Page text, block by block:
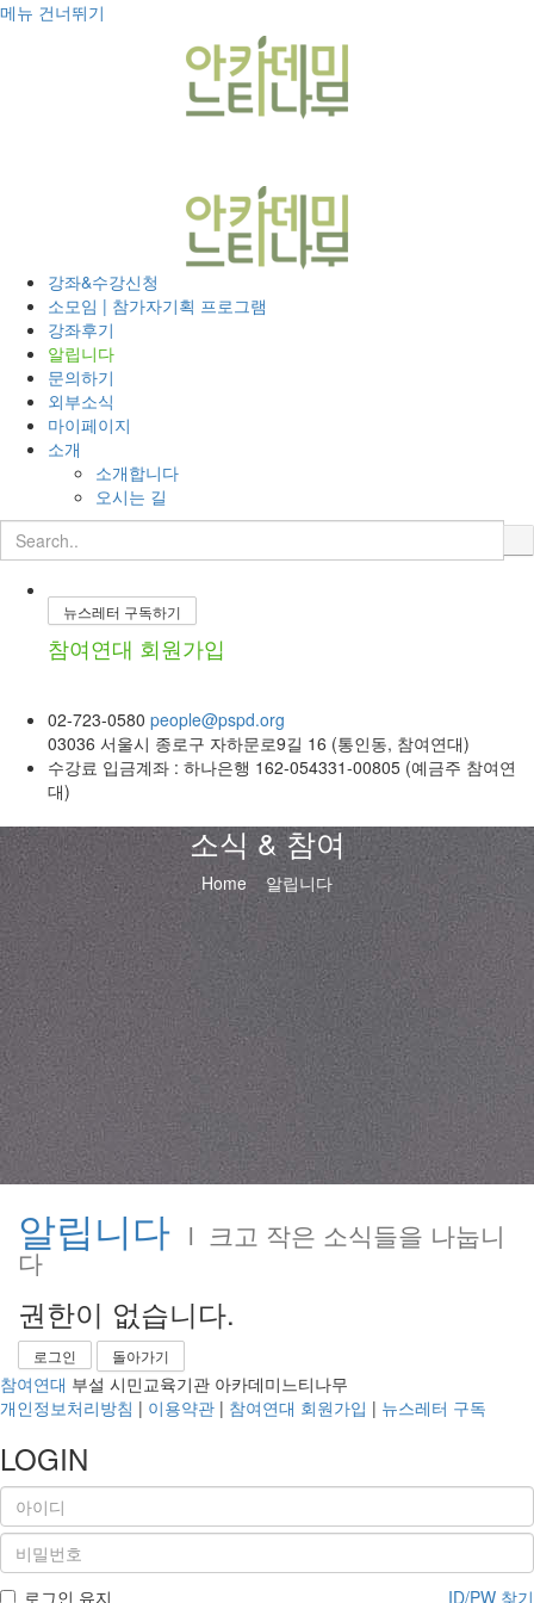
메뉴 건너뛰기
강좌&수강신청
소모임 | 참가자기획 프로그램
강좌후기
알립니다
문의하기
외부소식
마이페이지
소개
소개합니다
오시는 길
뉴스레터 구독하기
참여연대 회원가입
02-723-0580 people@pspd.org
03036 서울시 종로구 자하문로9길 16 (통인동, 참여연대)
수강료 입금계좌 : 하나은행 162-054331-00805 (예금주 참여연
대)
소식 & 참여
Home 알립니다
알립니다 l 크고 작은 소식들을 나눕니
다
권한이 없습니다.
로그인 돌아가기
참여연대 부설 시민교육기관 아카데미느티나무
개인정보처리방침 | 이용약관 | 참여연대 회원가입 | 뉴스레터 구독
LOGIN
로그인 유지 ID/PW 찾기